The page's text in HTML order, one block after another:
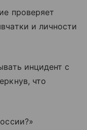
проверяет
и личности
инцидент с
что